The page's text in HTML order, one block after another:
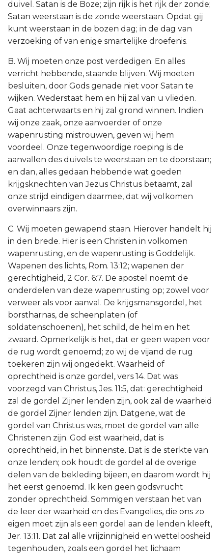
duivel. Satan is de Boze; zijn rijk is het rijk der zonde;
Satan weerstaan is de zonde weerstaan. Opdat gij
kunt weerstaan in de bozen dag; in de dag van
verzoeking of van enige smartelijke droefenis.
B. Wij moeten onze post verdedigen. En alles
verricht hebbende, staande blijven. Wij moeten
besluiten, door Gods genade niet voor Satan te
wijken. Wederstaat hem en hij zal van u vlieden.
Gaat achterwaarts en hij zal grond winnen. Indien
wij onze zaak, onze aanvoerder of onze
wapenrusting mistrouwen, geven wij hem
voordeel. Onze tegenwoordige roeping is de
aanvallen des duivels te weerstaan en te doorstaan;
en dan, alles gedaan hebbende wat goeden
krijgsknechten van Jezus Christus betaamt, zal
onze strijd eindigen daarmee, dat wij volkomen
overwinnaars zijn.
C. Wij moeten gewapend staan. Hierover handelt hij
in den brede. Hier is een Christen in volkomen
wapenrusting, en de wapenrusting is Goddelijk.
Wapenen des lichts, Rom. 13:12; wapenen der
gerechtigheid, 2 Cor. 6:7. De apostel noemt de
onderdelen van deze wapenrusting op; zowel voor
verweer als voor aanval. De krijgsmansgordel, het
borstharnas, de scheenplaten (of
soldatenschoenen), het schild, de helm en het
zwaard. Opmerkelijk is het, dat er geen wapen voor
de rug wordt genoemd; zo wij de vijand de rug
toekeren zijn wij ongedekt. Waarheid of
oprechtheid is onze gordel, vers 14. Dat was
voorzegd van Christus, Jes. 11:5, dat: gerechtigheid
zal de gordel Zijner lenden zijn, ook zal de waarheid
de gordel Zijner lenden zijn. Datgene, wat de
gordel van Christus was, moet de gordel van alle
Christenen zijn. God eist waarheid, dat is
oprechtheid, in het binnenste. Dat is de sterkte van
onze lenden; ook houdt de gordel al de overige
delen van de bekleding bijeen, en daarom wordt hij
het eerst genoemd. Ik ken geen godsvrucht
zonder oprechtheid. Sommigen verstaan het van
de leer der waarheid en des Evangelies, die ons zo
eigen moet zijn als een gordel aan de lenden kleeft,
Jer. 13:11. Dat zal alle vrijzinnigheid en wetteloosheid
tegenhouden, zoals een gordel het lichaam